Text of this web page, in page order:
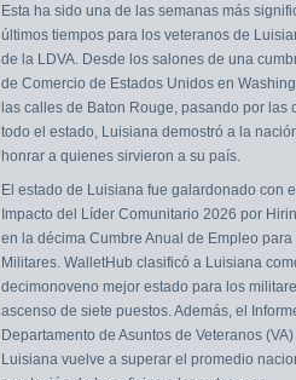
Esta ha sido una de las semanas más
últimos tiempos para los veteranos de
de la LDVA. Desde los salones de una
de Comercio de Estados Unidos en
las calles de Baton Rouge, pasando por las
todo el estado, Luisiana demostró a la
honrar a quienes sirvieron a su país.
El estado de Luisiana fue galardonado con
Impacto del Líder Comunitario 2026 por
en la décima Cumbre Anual de Empleo
Militares. WalletHub clasificó a Luisiana
decimonoveno mejor estado para los
ascenso de siete puestos. Además, el
Departamento de Asuntos de Veteranos
Luisiana vuelve a superar el promedio